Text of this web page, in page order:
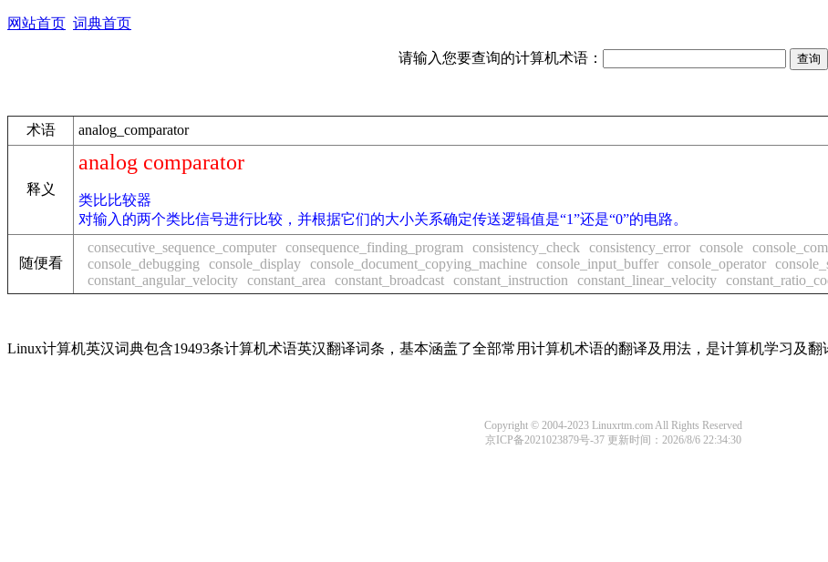
网站首页 词典首页
请输入您要查询的计算机术语：
术语 analog_comparator
释义
analog comparator
类比比较器
对输入的两个类比信号进行比较，并根据它们的大小关系确定传送逻辑值是“1”还是“0”的电路。
随便看
consecutive_sequence_computer consequence_finding_program consistency_check consistency_error console
console_debugging
console_display console_document_copying_machine console_input_buffer console_operator
constant_angular_velocity constant_area constant_broadcast constant_instruction constant_linear_velocity
Linux计算机英汉词典包含19493条计算机术语英汉翻译词条，基本涵盖了全部常用计算机术语的翻译及用法，是计算机学习及翻
Copyright © 2004-2023 Linuxrtm.com All Rights Reserved
京ICP备2021023879号-37更新时间：2026/8/6 22:34:30